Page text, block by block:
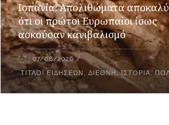
Ισπανία: Απολιθώματα
ότι οι πρώτοι Ευρωπαίοι ίσως
ασκούσαν κανιβαλισμό
07/08/2026
ΤΊΤΛΟΙ ΕΙΔΉΣΕΩΝ ,ΔΙΕΘΝΉ,ΙΣΤΟΡΊΑ,